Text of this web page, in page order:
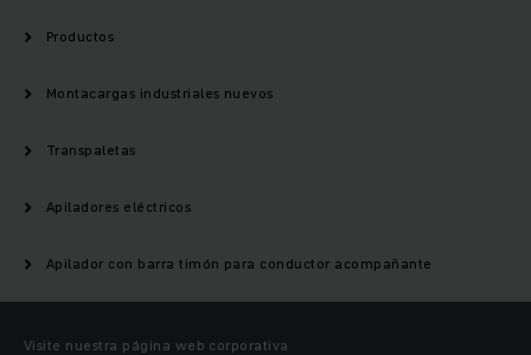
Productos
Montacargas industriales nuevos
Transpaletas
Apiladores eléctricos
Apilador con barra timón para conductor acompañante
Visite nuestra página web corporativa